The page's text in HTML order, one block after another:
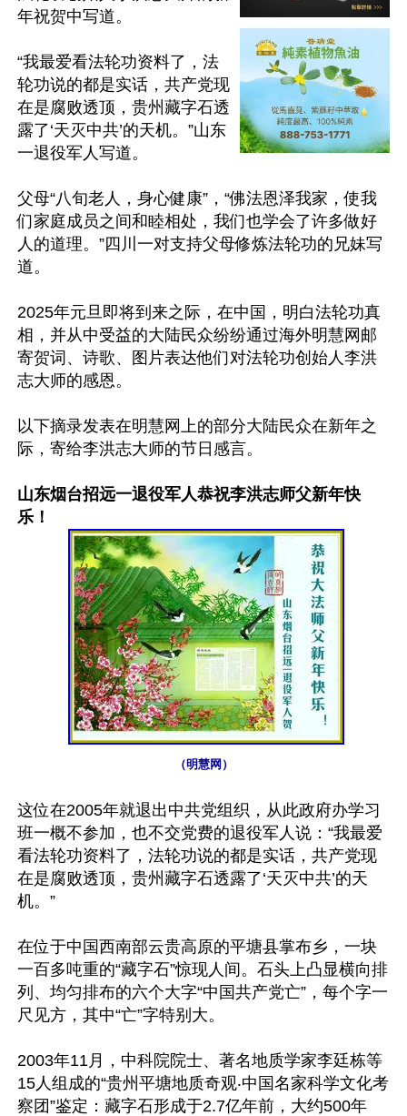
年祝贺中写道。
“我最爱看法轮功资料了，法
轮功说的都是实话，共产党现
在是腐败透顶，贵州藏字石透
露了‘天灭中共’的天机。”山东
一退役军人写道。
父母“八旬老人，身心健康”，“佛法恩泽我家，使我
们家庭成员之间和睦相处，我们也学会了许多做好
人的道理。”四川一对支持父母修炼法轮功的兄妹写
道。
2025年元旦即将到来之际，在中国，明白法轮功真
相，并从中受益的大陆民众纷纷通过海外明慧网邮
寄贺词、诗歌、图片表达他们对法轮功创始人李洪
志大师的感恩。
以下摘录发表在明慧网上的部分大陆民众在新年之
际，寄给李洪志大师的节日感言。
山东烟台招远一退役军人恭祝李洪志师父新年快
乐！
（明慧网）
这位在2005年就退出中共党组织，从此政府办学习
班一概不参加，也不交党费的退役军人说：“我最爱
看法轮功资料了，法轮功说的都是实话，共产党现
在是腐败透顶，贵州藏字石透露了‘天灭中共’的天
机。”
在位于中国西南部云贵高原的平塘县掌布乡，一块
一百多吨重的“藏字石”惊现人间。石头上凸显横向排
列、均匀排布的六个大字“中国共产党亡”，每个字一
尺见方，其中“亡”字特别大。
2003年11月，中科院院士、著名地质学家李廷栋等
15人组成的“贵州平塘地质奇观‧中国名家科学文化考
察团”鉴定：藏字石形成于2.7亿年前，大约500年